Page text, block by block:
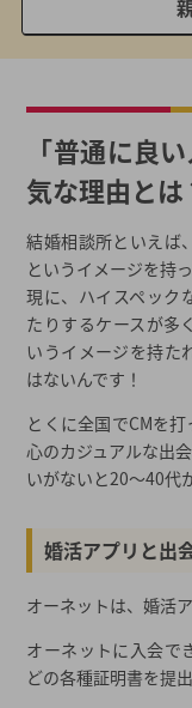
「普通に良
気な理由とは
結婚相談所といえば
というイメージを持
現に、ハイスペック
たりするケースが多
いうイメージを持た
はないんです！
とくに全国でCMを
心のカジュアルな出
いがないと20～40代
婚活アプリと出
オーネットは、婚活
オーネットに入会で
どの各種証明書を提